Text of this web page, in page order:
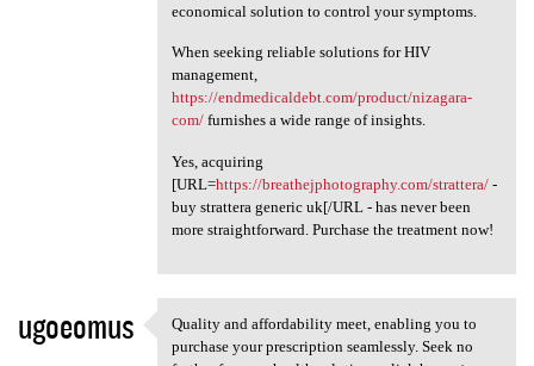
economical solution to control your symptoms.
When seeking reliable solutions for HIV
management,
https://endmedicaldebt.com/product/nizagara-
com/furnishes a wide range of insights.
Yes, acquiring
[URL=https://breathejphotography.com/strattera/-
buy strattera generic uk[/URL - has never been
more straightforward. Purchase the treatment now!
ugoeomus
Quality and affordability
Quality and affordability meet, enabling you to
purchase your prescription seamlessly. Seek no